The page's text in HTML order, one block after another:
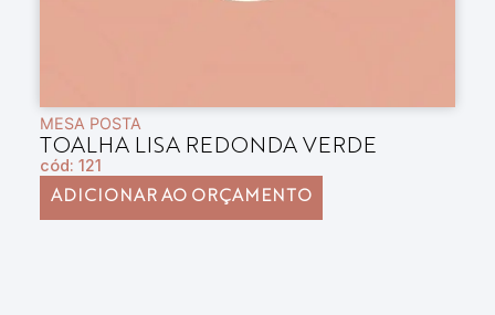
MESA POSTA
TOALHA LISA REDONDA VERDE
cód: 121
ADICIONAR AO ORÇAMENTO